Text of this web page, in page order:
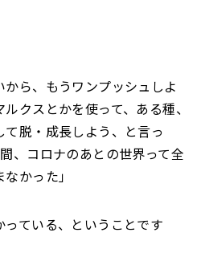
から、もうワンプッシュしよ
クスとかを使って、ある種、
脱・成長しよう、と言っ
、コロナのあとの世界って全
かった」
っている、ということです